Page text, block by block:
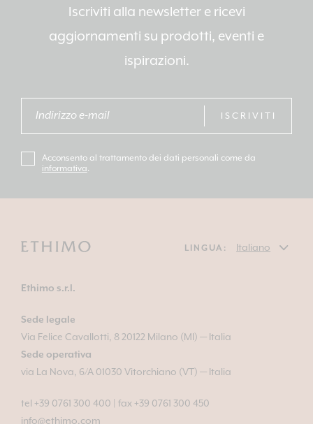
Iscriviti alla newsletter e ricevi
aggiornamenti su prodotti, eventi e
ispirazioni.
ISCRIVITI
Acconsento al trattamento dei dati personali come da
informativa.
LINGUA:
Ethimo s.r.l.
Sede legale
Via Felice Cavallotti, 8 20122 Milano (MI) — Italia
Sede operativa
via La Nova, 6/A 01030 Vitorchiano (VT) — Italia
tel +39 0761 300 400
fax +39 0761 300 450
info@ethimo.com